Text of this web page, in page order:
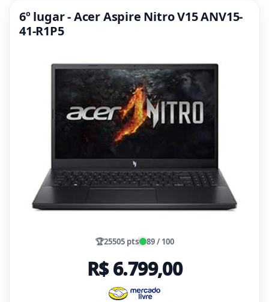
6º lugar - Acer Aspire Nitro V15 ANV15-
41-R1P5
🏆25505 pts 89 / 100
R$ 6.799,00